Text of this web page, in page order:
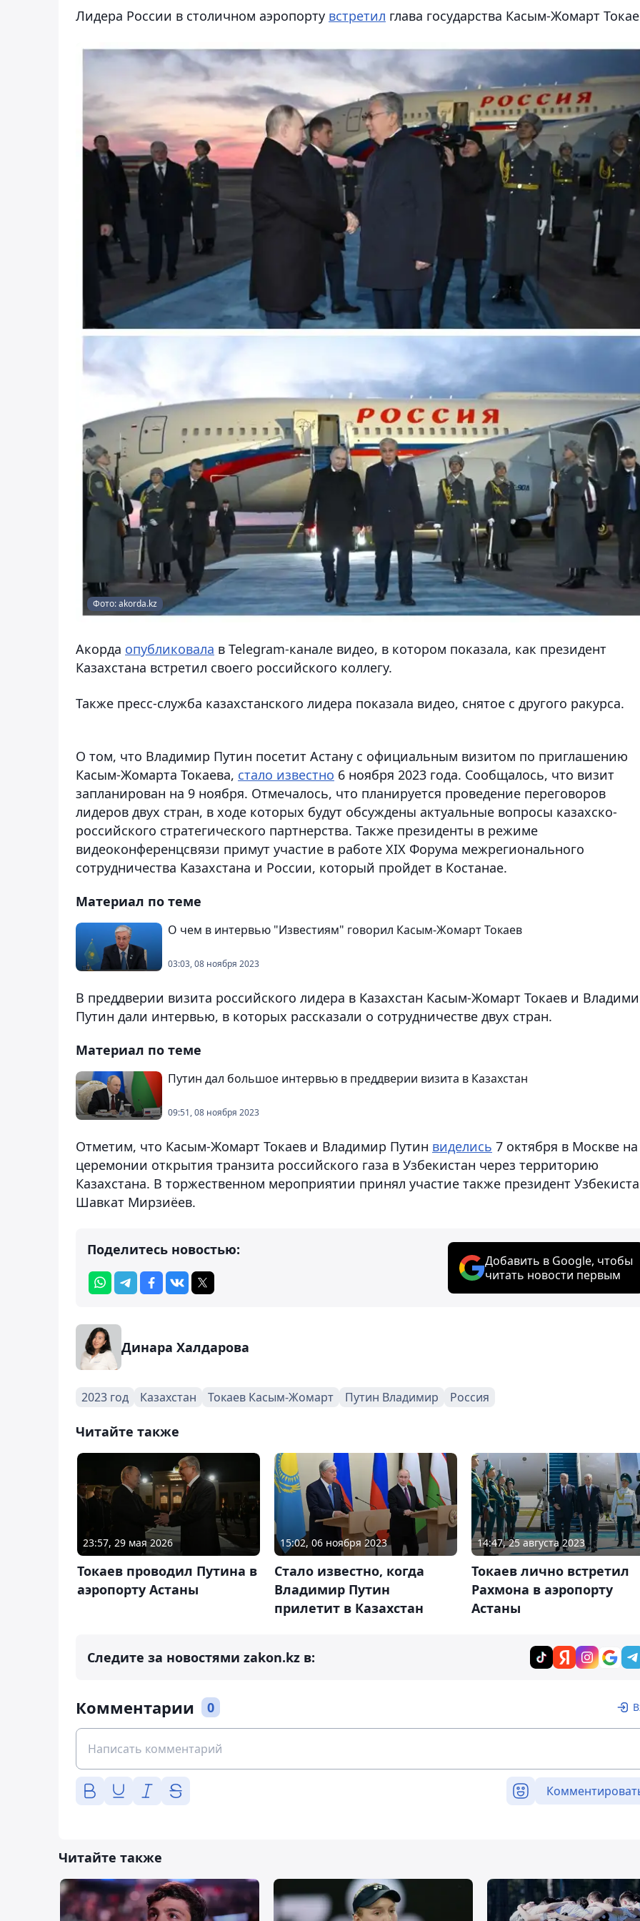
Лидера России в столичном аэропорту встретил глава государства Касым-Жомарт
Фото: akorda.kz
Акорда опубликовала в Telegram-канале видео, в котором показала, как президент
Казахстана встретил своего российского коллегу.
Также пресс-служба казахстанского лидера показала видео, снятое с другого ракурса.
О том, что Владимир Путин посетит Астану с официальным визитом по приглашению
Касым-Жомарта Токаева, стало известно 6 ноября 2023 года. Сообщалось, что визит
запланирован на 9 ноября. Отмечалось, что планируется проведение переговоров
лидеров двух стран, в ходе которых будут обсуждены актуальные вопросы казахско-
российского стратегического партнерства. Также президенты в режиме
видеоконференцсвязи примут участие в работе XIX Форума межрегионального
сотрудничества Казахстана и России, который пройдет в Костанае.
Материал по теме
О чем в интервью "Известиям" говорил Касым-Жомарт Токаев
03:03, 08 ноября 2023
В преддверии визита российского лидера в Казахстан Касым-Жомарт Токаев и
Путин дали интервью, в которых рассказали о сотрудничестве двух стран.
Материал по теме
Путин дал большое интервью в преддверии визита в Казахстан
09:51, 08 ноября 2023
Отметим, что Касым-Жомарт Токаев и Владимир Путин виделись 7 октября в Москве на
церемонии открытия транзита российского газа в Узбекистан через территорию
Казахстана. В торжественном мероприятии принял участие также президент
Шавкат Мирзиёев.
Поделитесь новостью:
Добавить в Google, чтобы
читать новости первым
Динара Халдарова
2023 год Казахстан Токаев Касым-Жомарт Путин Владимир Россия
Читайте также
23:57, 29 мая 2026
Токаев проводил Путина в
аэропорту Астаны
15:02, 06 ноября 2023
Стало известно, когда
Владимир Путин
прилетит в Казахстан
14:47, 25 августа 2023
Токаев лично встретил
Рахмона в аэропорту
Астаны
Следите за новостями zakon.kz в:
Комментарии 0
Читайте также